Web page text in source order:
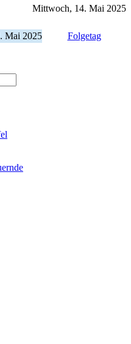
Mittwoch, 14. Mai 2025
Mai 2025 Folgetag